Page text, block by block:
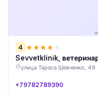
4 ★★★★ ★
Sevvetklinik,
улица Тараса Шевченко, 49
+79782789390